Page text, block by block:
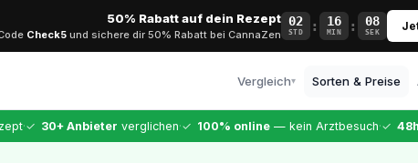
50% Rabatt auf dein Rezept
Check5 und sichere dir 50% Rabatt bei CannaZen
02
STD : 16
MIN : 07
SEK
Vergleich▾
Vollständiger Vergleich
Sorten & Preise
·✓ 30+ Anbieter verglichen·✓ 100% online — kein Arztbesuch·✓ 48h